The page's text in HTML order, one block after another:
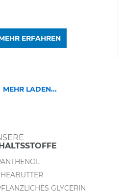
ERFAHREN
MEHR LADEN...
GLYCERIN